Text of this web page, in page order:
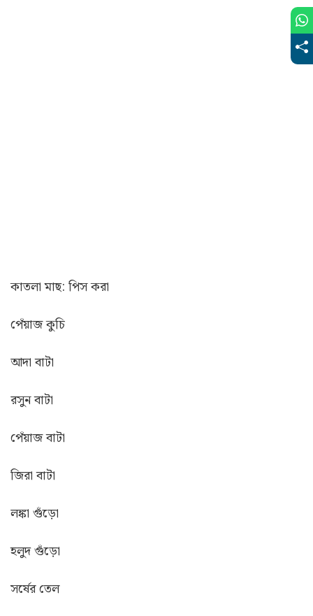
কাতলা মাছ: পিস করা
পেঁয়াজ কুচি
আদা বাটা
রসুন বাটা
পেঁয়াজ বাটা
জিরা বাটা
লঙ্কা গুঁড়ো
হলুদ গুঁড়ো
সর্ষের তেল